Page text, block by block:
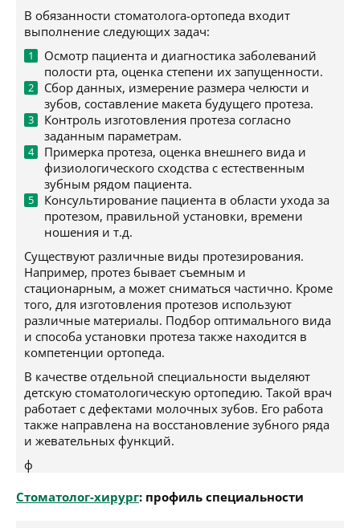
В обязанности стоматолога-ортопеда входит
выполнение следующих задач:
Осмотр пациента и диагностика заболеваний
полости рта, оценка степени их запущенности.
Сбор данных, измерение размера челюсти и
зубов, составление макета будущего протеза.
Контроль изготовления протеза согласно
заданным параметрам.
Примерка протеза, оценка внешнего вида и
физиологического сходства с естественным
зубным рядом пациента.
Консультирование пациента в области ухода за
протезом, правильной установки, времени
ношения и т.д.
Существуют различные виды протезирования.
Например, протез бывает съемным и
стационарным, а может сниматься частично. Кроме
того, для изготовления протезов используют
различные материалы. Подбор оптимального вида
и способа установки протеза также находится в
компетенции ортопеда.
В качестве отдельной специальности выделяют
детскую стоматологическую ортопедию. Такой врач
работает с дефектами молочных зубов. Его работа
также направлена на восстановление зубного ряда
и жевательных функций.
ф
Стоматолог-хирург: профиль специальности